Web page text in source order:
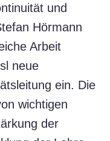
und
Hörmann
Arbeit
neue
ein. Die
wichtigen
der